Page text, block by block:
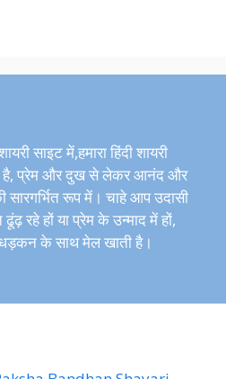
साइट में,हमारा हिंदी शायरी
है, प्रेम और दुख से लेकर आनंद और
रूप में। चाहे आप उदासी
रहे हों या प्रेम के उन्माद में हों,
धड़कन के साथ मेल खाती है।